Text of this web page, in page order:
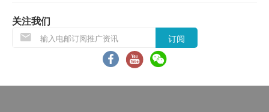
简单方便的设计，照护机构、营养师及照顾者更容
易备餐
净重量：100 克
当顾客收取已订购之货品时，有责任检查货品是否
有损毁情况，一经确认签收，恕不接受退换。
退换产品必须包装完整，如退换之产品有任何残缺
或过期退回，供应商有权不受理。
关注我们
订阅